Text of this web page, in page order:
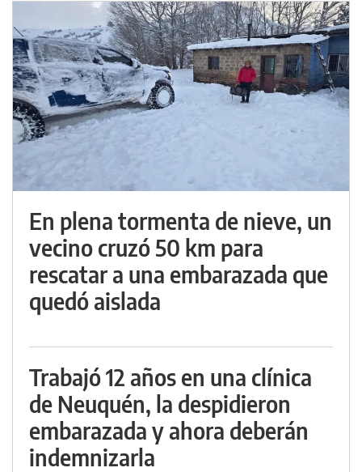
En plena tormenta de nieve, un
vecino cruzó 50 km para
rescatar a una embarazada que
quedó aislada
Trabajó 12 años en una clínica
de Neuquén, la despidieron
embarazada y ahora deberán
indemnizarla